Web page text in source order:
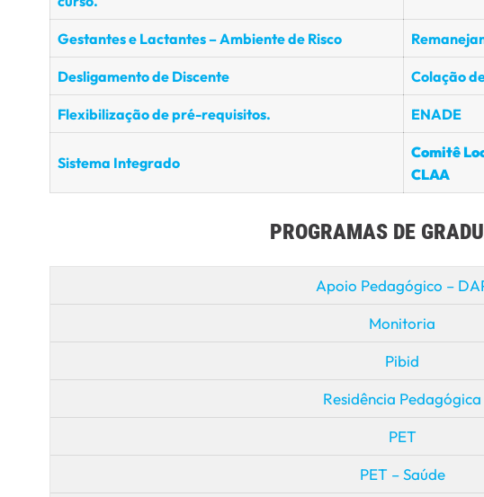
Gestantes e Lactantes – Ambiente de Risco
Desligamento de Discente Colação
Flexibilização de pré-requisitos. ENADE
Sistema Integrado
Comitê
CLAA
PROGRAMAS DE
Apoio Pedagógico –
Monitoria
Pibid
Residência Pedagógica
PET
PET – Saúde